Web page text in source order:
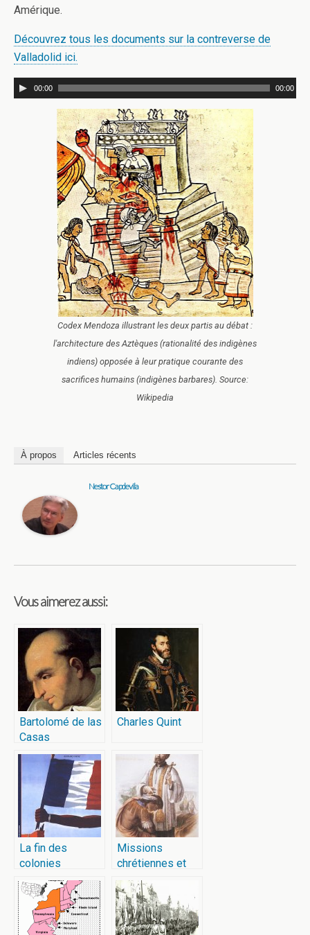
Amérique.
Découvrez tous les documents sur la contreverse de
Valladolid ici.
00:00 00:00
Codex Mendoza illustrant les deux partis au débat :
l'architecture des Aztèques (rationalité des indigènes
indiens) opposée à leur pratique courante des
sacrifices humains (indigènes barbares). Source:
Wikipedia
À propos Articles récents
Nestor Capdevila
Vous aimerez aussi:
Bartolomé de las
Casas
Charles Quint
La fin des
colonies
françaises
Missions
chrétiennes et
colonisation